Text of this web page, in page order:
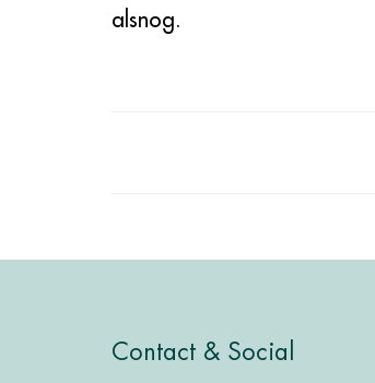
alsnog.
Contact & Social